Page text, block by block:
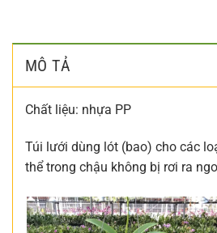
MÔ TẢ
Chất liệu: nhựa PP
Túi lưới dùng lót (bao) cho các
thể trong chậu không bị rơi ra